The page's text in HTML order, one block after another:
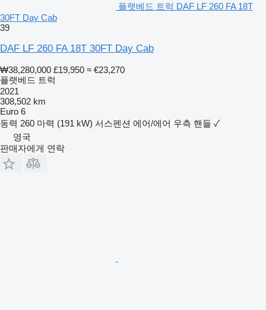
플랫베드 트럭 DAF LF 260 FA 18T
30FT Day Cab
39
DAF LF 260 FA 18T 30FT Day Cab
₩38,280,000 £19,950 ≈ €23,270
플랫베드 트럭
2021
308,502 km
Euro 6
동력 260 마력 (191 kW) 서스펜션 에어/에어 우측 핸들 ✓
영국
판매자에게 연락